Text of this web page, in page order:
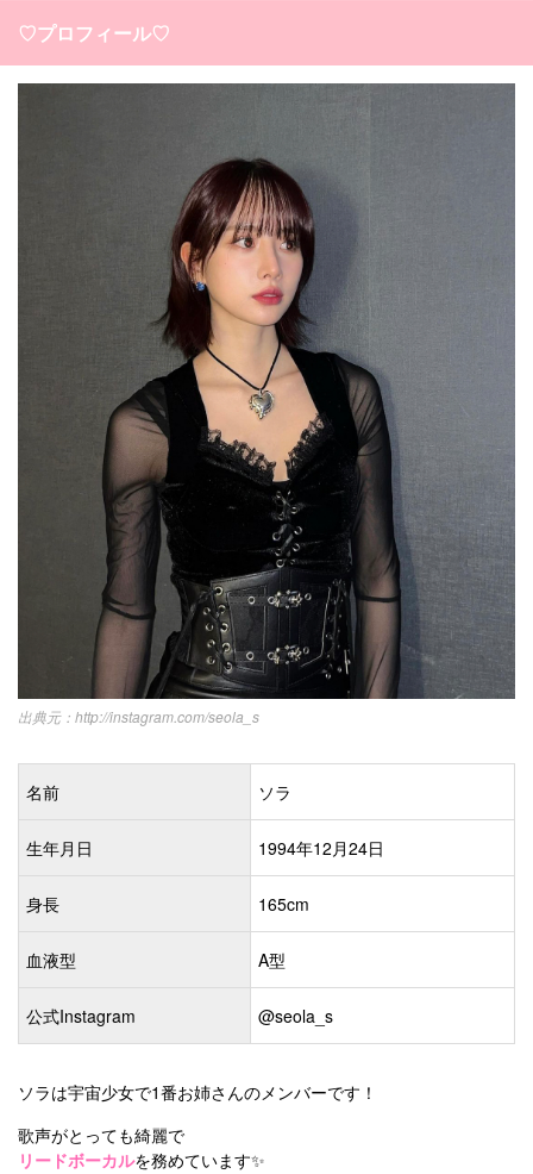
♡プロフィール♡
http://instagram.com/seola_s
名前 ソラ
生年月日 1994年12月24日
身長 165cm
血液型 A型
公式Instagram @seola_s
ソラは宇宙少女で1番お姉さんのメンバーです！
歌声がとっても綺麗で
リードボーカルを務めています✨